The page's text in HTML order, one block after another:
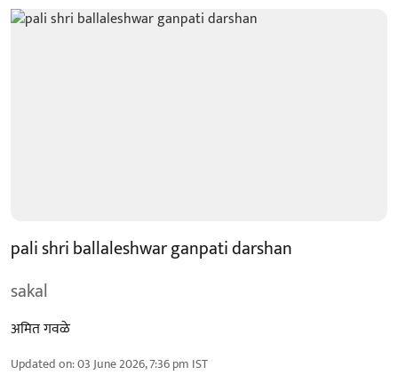
pali shri ballaleshwar ganpati darshan
sakal
अमित गवळे
Updated on:03 June 2026, 7:36 pm IST